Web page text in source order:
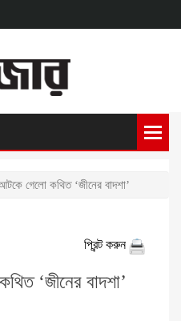
গেলো কথিত ‘জীনের বাদশা’
প্রিন্ট করুন
‘জীনের বাদশা’